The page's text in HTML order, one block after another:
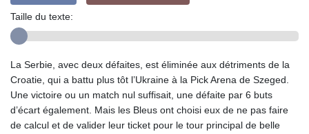
Taille du texte:
La Serbie, avec deux défaites, est éliminée aux détriments de la
Croatie, qui a battu plus tôt l’Ukraine à la Pick Arena de Szeged.
Une victoire ou un match nul suffisait, une défaite par 6 buts
d’écart également. Mais les Bleus ont choisi eux de ne pas faire
de calcul et de valider leur ticket pour le tour principal de belle